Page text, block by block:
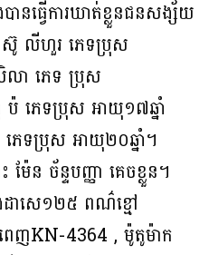
នធ្វើការឃាត់ខ្លួនជនសង្ស័យ
ស៊ូ លីហួរ ភេទប្រុស
ា ភេទ ប្រុស
ភេទប្រុស អាយុ១៧ឆ្នាំ
េទប្រុស អាយុ២០ឆ្នាំ។
ែន ច័ន្ទបញ្ញា គេចខ្លួន។
ាសេ១២៥ ពណ៌ខ្មៅ
េញKN-4364 , ម៉ូតូម៉ាក